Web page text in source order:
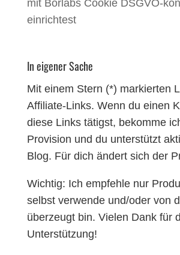
mit Borlabs Cookie DSGVO-
einrichtest
In eigener Sache
Mit einem Stern (*) markierten
Affiliate-Links. Wenn du einen
diese Links tätigst, bekomme
Provision und du unterstützt
Blog. Für dich ändert sich der
Wichtig: Ich empfehle nur
selbst verwende und/oder von
überzeugt bin. Vielen Dank für
Unterstützung!